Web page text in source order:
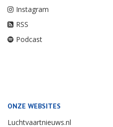
Instagram
RSS
Podcast
ONZE WEBSITES
Luchtvaartnieuws.nl